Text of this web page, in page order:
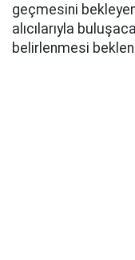
geçmesini
alıcılarıyla
belirlenmesi